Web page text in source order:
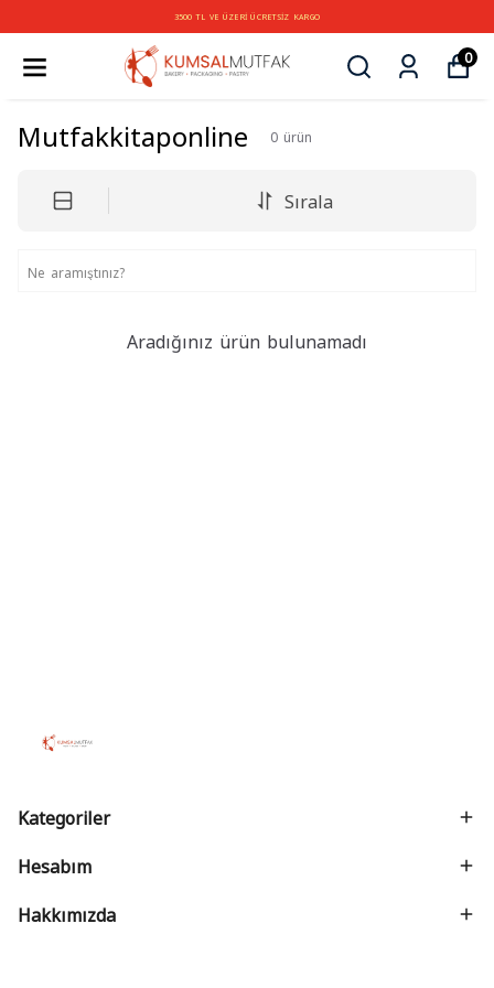
3500 TL VE ÜZERİ ÜCRETSİZ KARGO
0
Mutfakkitaponline 0 ürün
Sırala
Aradığınız ürün bulunamadı
Kategoriler
Hesabım
Hakkımızda